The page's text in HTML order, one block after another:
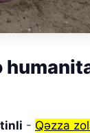
- Qəzza